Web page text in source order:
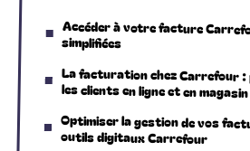
Accéder à votre facture
simplifiées
La facturation chez Carrefour
les clients en ligne et en magasin
Optimiser la gestion de vos
outils digitaux Carrefour